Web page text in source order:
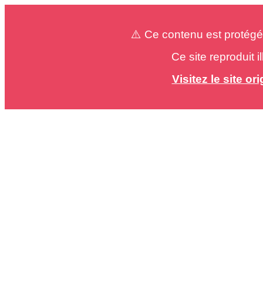
⚠️ Ce contenu est
Ce site reproduit
Visitez le site